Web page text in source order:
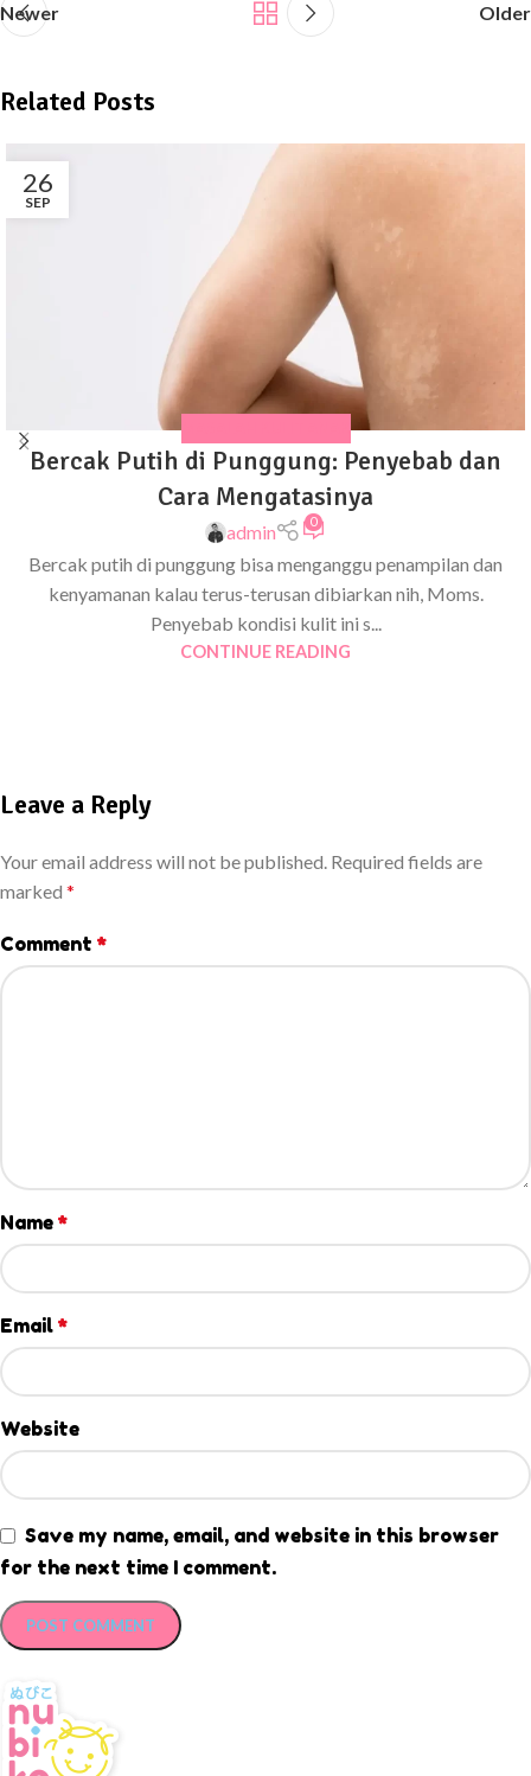
Newer Older
Related Posts
26
SEP
MASALAH KULIT ANAK
Bercak Putih di Punggung: Penyebab dan
Cara Mengatasinya
admin 0
Bercak putih di punggung bisa menganggu penampilan dan
kenyamanan kalau terus-terusan dibiarkan nih, Moms.
Penyebab kondisi kulit ini s...
CONTINUE READING
Leave a Reply
Your email address will not be published. Required fields are
marked *
Comment *
Name *
Email *
Website
Save my name, email, and website in this browser
for the next time I comment.